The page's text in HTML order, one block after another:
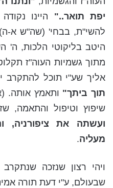
יפת תואר.." היינו
להשי"ת, בבחי' (שה"ש א-ה)
היטב בליקוטי הלכות, ה'
מתוך גשמיות העוה"ז
אליך שע"י תוכל להתקרב
תוך ביתך" ותאמץ אותה.
שיפוץ וטיפול והתאמה,
ועשתה את
מעליה.
ויהי רצון שנזכה
שבעולם, ע"י דעת תורה